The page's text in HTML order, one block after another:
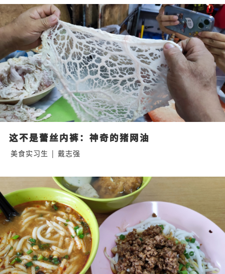
这不是蕾丝内裤：神奇的猪网油
美食实习生 | 戴志强